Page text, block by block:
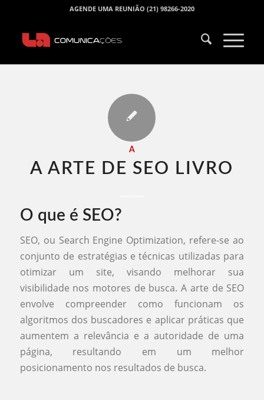
AGENDE UMA REUNIÃO (21) 98266-2020
A
A ARTE DE SEO LIVRO​
O que é SEO?
SEO, ou Search Engine Optimization, refere-se ao
conjunto de estratégias e técnicas utilizadas para
otimizar um site, visando melhorar sua
visibilidade nos motores de busca. A arte de SEO
envolve compreender como funcionam os
algoritmos dos buscadores e aplicar práticas que
aumentem a relevância e a autoridade de uma
página, resultando em um melhor
posicionamento nos resultados de busca.